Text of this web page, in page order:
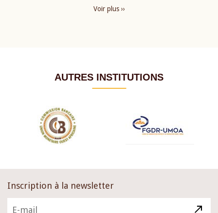
Voir plus ››
AUTRES INSTITUTIONS
Inscription à la newsletter